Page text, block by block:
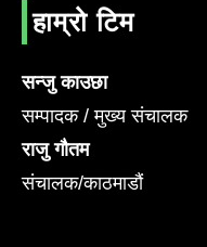
हाम्रो टिम
सन्जु काउछा
सम्पादक / मुख्य संचालक
राजु गौतम
संचालक/काठमाडौं